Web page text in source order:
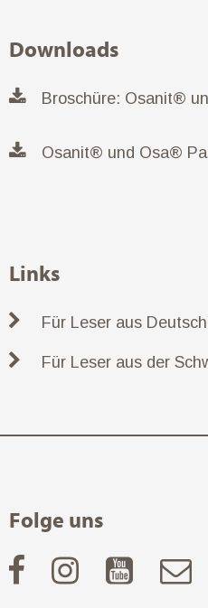
Downloads
Broschüre: Osanit®
Osanit® und Osa®
Links
Für Leser aus
Für Leser aus der
Folge uns